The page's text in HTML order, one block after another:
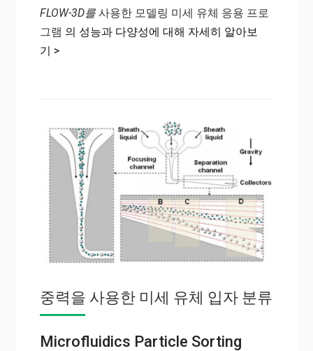
FLOW-3D를사용한 모델링 미세 유체 응용 프로
그램 의 성능과 다양성에 대해 자세히 알아보
기 >
중력을 사용한 미세 유체 입자 분류
Microfluidics Particle Sorting